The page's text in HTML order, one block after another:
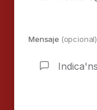
Mensaje (opcional)